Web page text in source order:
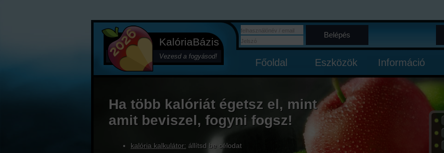
KalóriaBázis
Vezesd a fogyásod!
Belépés
Főoldal Eszközök Információ
Ha több kalóriát égetsz el, mint
amit beviszel, fogyni fogsz!
kalória kalkulátor: állítsd be célodat